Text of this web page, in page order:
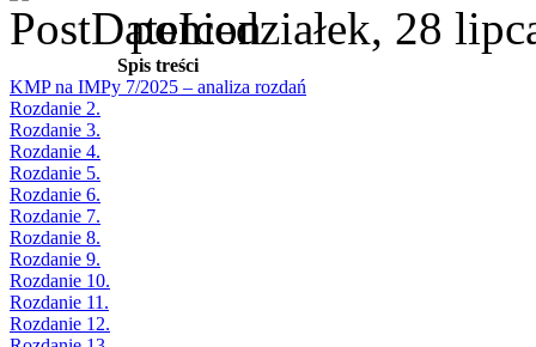
poniedziałek, 28
Spis treści
KMP na IMPy 7/2025 – analiza rozdań
Rozdanie 2.
Rozdanie 3.
Rozdanie 4.
Rozdanie 5.
Rozdanie 6.
Rozdanie 7.
Rozdanie 8.
Rozdanie 9.
Rozdanie 10.
Rozdanie 11.
Rozdanie 12.